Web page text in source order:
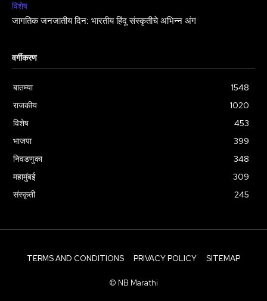
विशेष
जागतिक जनजातीय दिन: भारतीय हिंदू संस्कृतीचे अभिन्न अंग
वर्गीकरण
बातम्या
1548
राजकीय
1020
विशेष
453
भाजपा
399
निवडणुका
348
महामुंबई
309
संस्कृती
245
TERMS AND CONDITIONS PRIVACY POLICY SITEMAP
© NB Marathi